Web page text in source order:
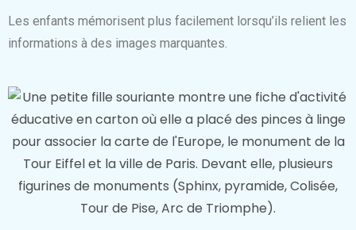
Les enfants mémorisent plus facilement lorsqu’ils relient les
informations à des images marquantes.